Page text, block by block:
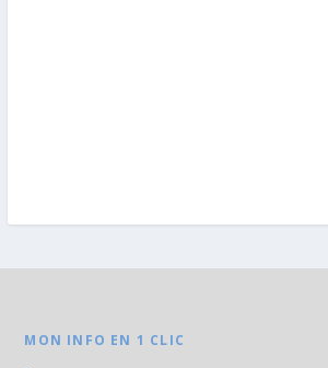
MON INFO EN 1 CLIC